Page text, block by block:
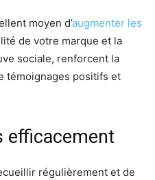
moyen d’augmenter les
de votre marque et la
sociale, renforcent la
témoignages positifs et
efficacement
régulièrement et de